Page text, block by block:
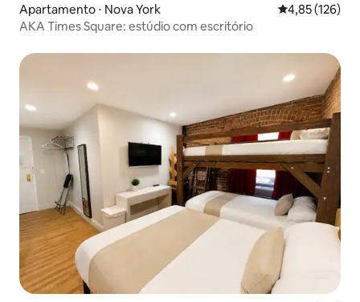
Apartamento ⋅ Nova York 4,85 de uma
4,85 (126)
AKA Times Square: estúdio com escritório